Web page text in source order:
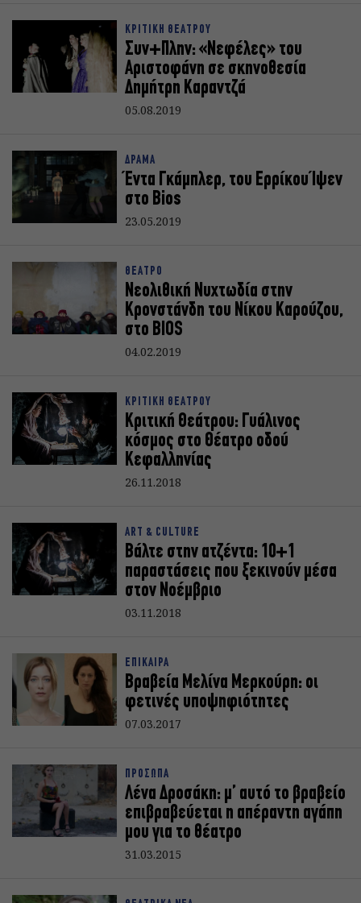
ΚΡΙΤΙΚΗ ΘΕΑΤΡΟΥ
Συν+Πλην: «Νεφέλες» του
Αριστοφάνη σε σκηνοθεσία
Δημήτρη Καραντζά
05.08.2019
ΔΡΑΜΑ
Έντα Γκάμπλερ, του Ερρίκου Ίψεν
στο Bios
23.05.2019
ΘΕΑΤΡΟ
Νεολιθική Νυχτωδία στην
Κρονστάνδη του Νίκου Καρούζου,
στο BIOS
04.02.2019
ΚΡΙΤΙΚΗ ΘΕΑΤΡΟΥ
Κριτική Θεάτρου: Γυάλινος
κόσμος στο Θέατρο οδού
Κεφαλληνίας
26.11.2018
ART & CULTURE
Βάλτε στην ατζέντα: 10+1
παραστάσεις που ξεκινούν μέσα
στον Νοέμβριο
03.11.2018
ΕΠΙΚΑΙΡΑ
Βραβεία Μελίνα Μερκούρη: οι
φετινές υποψηφιότητες
07.03.2017
ΠΡΟΣΩΠΑ
Λένα Δροσάκη: μ’ αυτό το βραβείο
επιβραβεύεται η απέραντη αγάπη
μου για το θέατρο
31.03.2015